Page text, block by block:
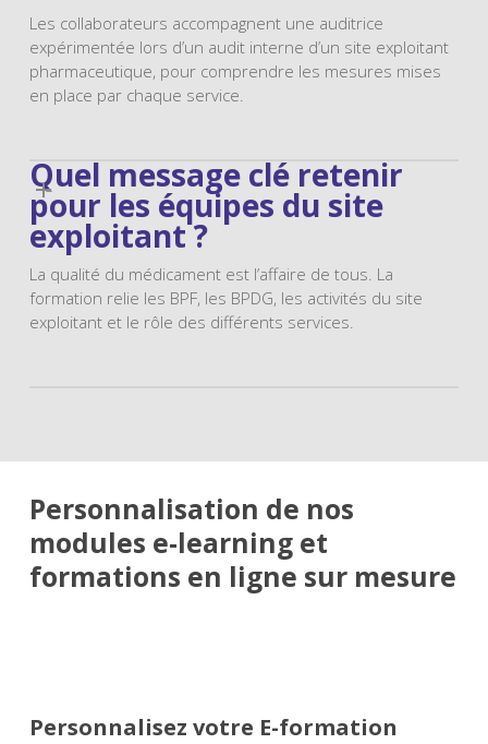
Les collaborateurs accompagnent une auditrice
expérimentée lors d’un audit interne d’un site exploitant
pharmaceutique, pour comprendre les mesures mises
en place par chaque service.
Quel message clé retenir
pour les équipes du site
exploitant ?
La qualité du médicament est l’affaire de tous. La
formation relie les BPF, les BPDG, les activités du site
exploitant et le rôle des différents services.
Personnalisation de nos
modules e-learning et
formations en ligne sur mesure
Personnalisez votre E-formation